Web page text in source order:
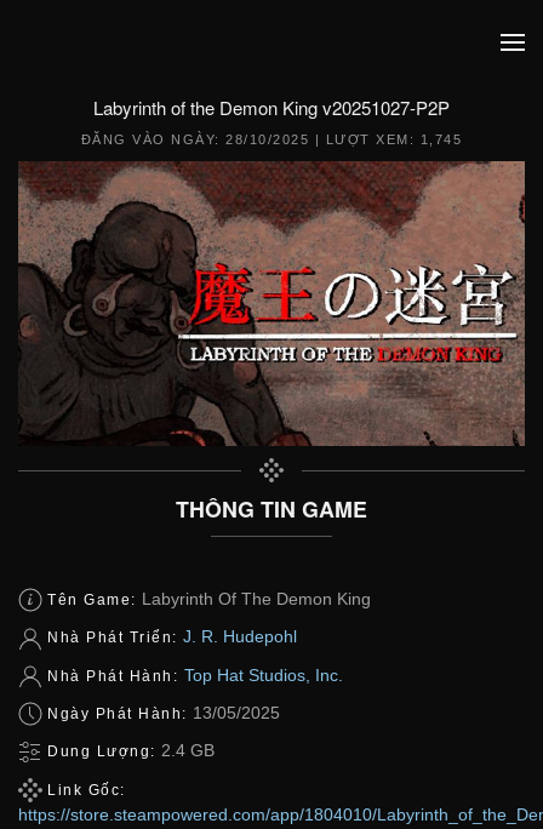
Labyrinth of the Demon King v20251027-P2P
ĐĂNG VÀO NGÀY:28/10/2025 | LƯỢT XEM: 1,745
THÔNG TIN GAME
Tên Game: Labyrinth Of The Demon King
Nhà Phát Triển: J. R. Hudepohl
Nhà Phát Hành: Top Hat Studios, Inc.
Ngày Phát Hành: 13/05/2025
Dung Lượng: 2.4 GB
Link Gốc:
https://store.steampowered.com/app/1804010/